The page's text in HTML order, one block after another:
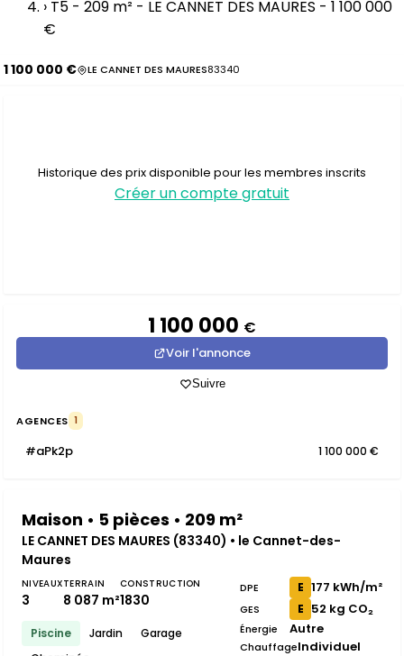
› T5 - 209 m² - LE CANNET DES MAURES - 1 100 000
€
1 100 000 € LE CANNET DES MAURES83340
Historique des prix disponible pour les membres inscrits
Créer un compte gratuit
1 100 000 €
Voir l'annonce
Suivre
AGENCES 1
#aPk2p 1 100 000 €
Maison • 5 pièces • 209 m²
LE CANNET DES MAURES (83340) • le Cannet-des-
Maures
NIVEAUX
3
TERRAIN
8 087 m²
CONSTRUCTION
1830
Piscine Jardin
Garage
DPE E 177 kWh/m²
GES E 52 kg CO₂
Énergie Autre
ChauffageIndividuel